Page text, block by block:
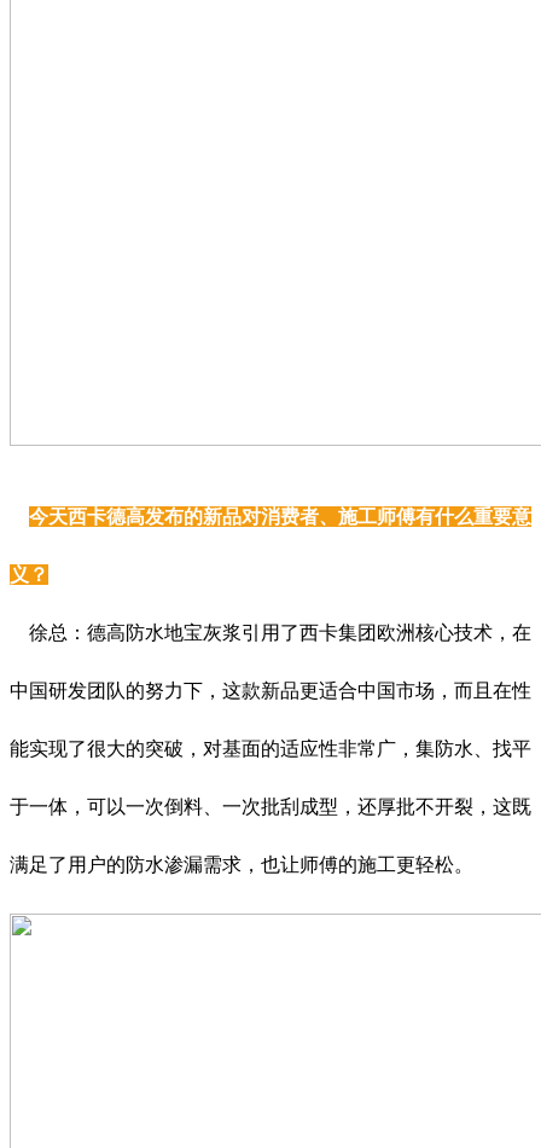
今天西卡德高发布的新品对消费者、施工师傅有什么重要意
义？
徐总：德高防水地宝灰浆引用了西卡集团欧洲核心技术，在
中国研发团队的努力下，这款新品更适合中国市场，而且在性
能实现了很大的突破，对基面的适应性非常广，集防水、找平
于一体，可以一次倒料、一次批刮成型，还厚批不开裂，这既
满足了用户的防水渗漏需求，也让师傅的施工更轻松。